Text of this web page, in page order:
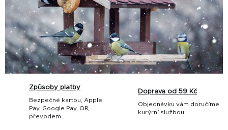
Způsoby platby
Bezpečné kartou, Apple
Pay, Google Pay, QR,
převodem...
Doprava od 59 Kč
Objednávku vám doručíme
kurýrní službou